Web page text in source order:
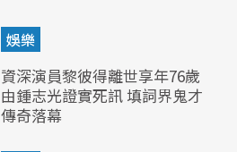
娛樂
資深演員黎彼得離世享年76歲
由鍾志光證實死訊 填詞界鬼才
傳奇落幕